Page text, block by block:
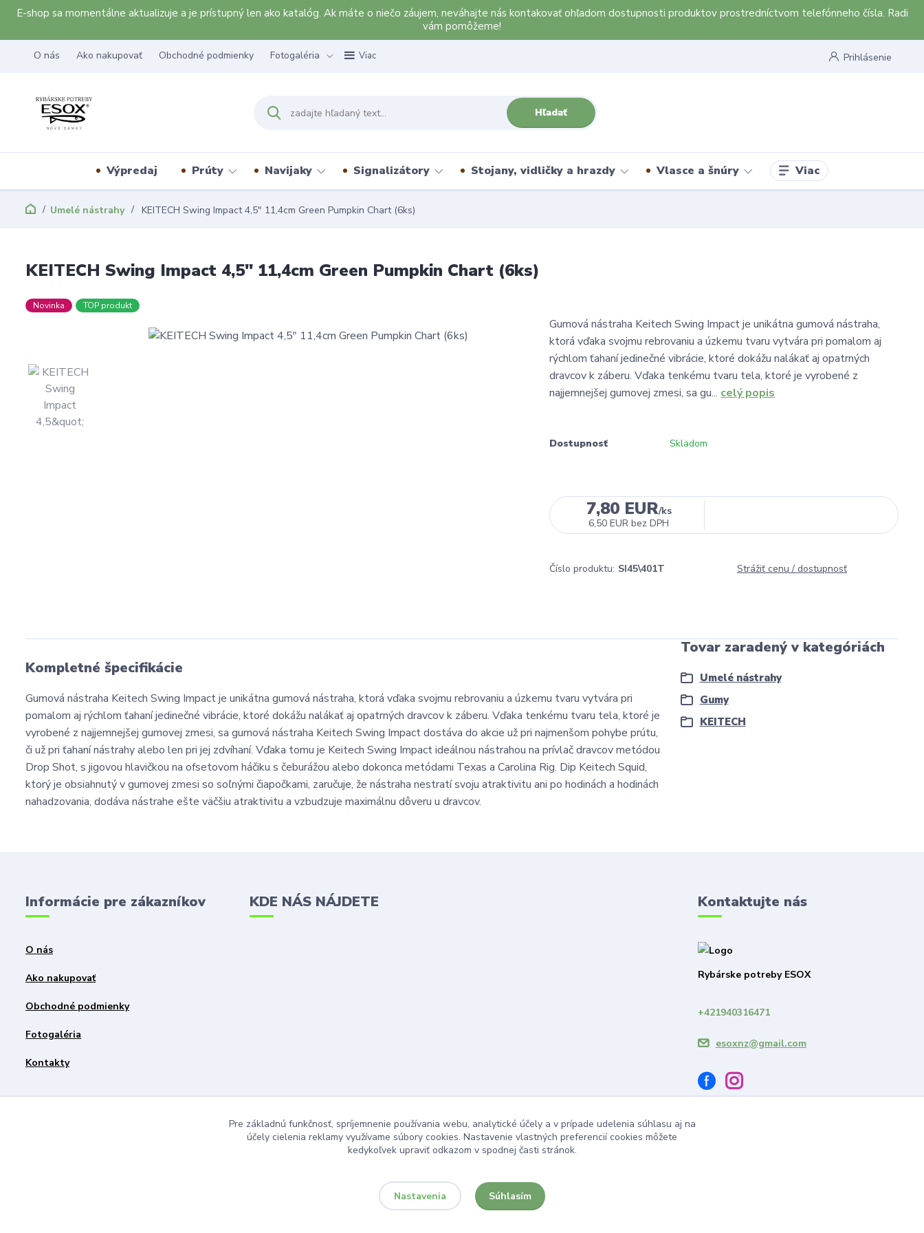
E-shop sa momentálne aktualizuje a je prístupný len ako katalóg. Ak máte o niečo záujem, neváhajte nás kontakovať ohľadom dostupnosti produktov prostredníctvom telefónneho čísla. Radi
vám pomôžeme!
O nás Ako nakupovať Obchodné podmienky Fotogaléria Viac Prihlásenie
Hľadať
Výpredaj Prúty Navijaky Signalizátory Stojany, vidličky a hrazdy Vlasce a šnúry Viac
Umelé nástrahy KEITECH Swing Impact 4,5" 11,4cm Green Pumpkin Chart (6ks)
KEITECH Swing Impact 4,5" 11,4cm Green Pumpkin Chart (6ks)
Novinka TOP produkt
Gumová nástraha Keitech Swing Impact je unikátna gumová nástraha,
ktorá vďaka svojmu rebrovaniu a úzkemu tvaru vytvára pri pomalom aj
rýchlom ťahaní jedinečné vibrácie, ktoré dokážu nalákať aj opatrných
dravcov k záberu. Vďaka tenkému tvaru tela, ktoré je vyrobené z
najjemnejšej gumovej zmesi, sa gu... celý popis
Dostupnosť Skladom
7,80 EUR/ks
6,50 EUR bez DPH
Číslo produktu: SI45\401T Strážiť cenu / dostupnosť
Kompletné špecifikácie
Gumová nástraha Keitech Swing Impact je unikátna gumová nástraha, ktorá vďaka svojmu rebrovaniu a úzkemu tvaru vytvára pri
pomalom aj rýchlom ťahaní jedinečné vibrácie, ktoré dokážu nalákať aj opatrných dravcov k záberu. Vďaka tenkému tvaru tela, ktoré je
vyrobené z najjemnejšej gumovej zmesi, sa gumová nástraha Keitech Swing Impact dostáva do akcie už pri najmenšom pohybe prútu,
či už pri ťahaní nástrahy alebo len pri jej zdvíhaní. Vďaka tomu je Keitech Swing Impact ideálnou nástrahou na prívlač dravcov metódou
Drop Shot, s jigovou hlavičkou na ofsetovom háčiku s čeburážou alebo dokonca metódami Texas a Carolina Rig. Dip Keitech Squid,
ktorý je obsiahnutý v gumovej zmesi so soľnými čiapočkami, zaručuje, že nástraha nestratí svoju atraktivitu ani po hodinách a hodinách
nahadzovania, dodáva nástrahe ešte väčšiu atraktivitu a vzbudzuje maximálnu dôveru u dravcov.
Tovar zaradený v kategóriách
Umelé nástrahy
Gumy
KEITECH
Informácie pre zákazníkov
O nás
Ako nakupovať
Obchodné podmienky
Fotogaléria
Kontakty
KDE NÁS NÁJDETE Kontaktujte nás
Rybárske potreby ESOX
+421940316471
esoxnz@gmail.com
Pre základnú funkčnosť, spríjemnenie používania webu, analytické účely a v prípade udelenia súhlasu aj na
účely cielenia reklamy využívame súbory cookies. Nastavenie vlastných preferencií cookies môžete
kedykoľvek upraviť odkazom v spodnej časti stránok.
Nastavenia Súhlasím